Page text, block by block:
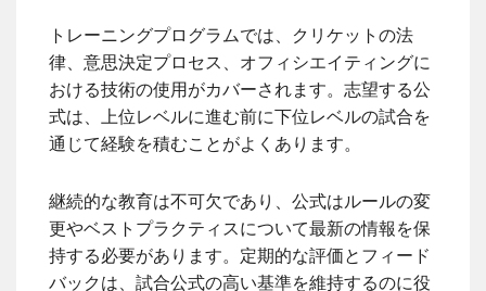
トレーニングプログラムでは、クリケットの法
律、意思決定プロセス、オフィシエイティングに
おける技術の使用がカバーされます。志望する公
式は、上位レベルに進む前に下位レベルの試合を
通じて経験を積むことがよくあります。
継続的な教育は不可欠であり、公式はルールの変
更やベストプラクティスについて最新の情報を保
持する必要があります。定期的な評価とフィード
バックは、試合公式の高い基準を維持するのに役